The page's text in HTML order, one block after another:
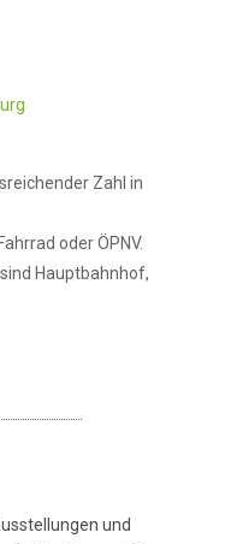
Zahl in
oder ÖPNV.
Hauptbahnhof,
und